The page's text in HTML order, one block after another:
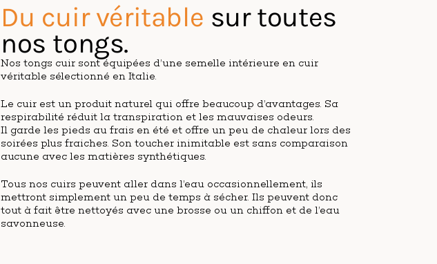
Du cuir véritable sur toutes
nos tongs.
Nos tongs cuir sont équipées d’une semelle intérieure en cuir
véritable sélectionné en Italie.
Le cuir est un produit naturel qui offre beaucoup d’avantages. Sa
respirabilité réduit la transpiration et les mauvaises odeurs.
Il garde les pieds au frais en été et offre un peu de chaleur lors des
soirées plus fraiches. Son toucher inimitable est sans comparaison
aucune avec les matières synthétiques.
Tous nos cuirs peuvent aller dans l’eau occasionnellement, ils
mettront simplement un peu de temps à sécher. Ils peuvent donc
tout à fait être nettoyés avec une brosse ou un chiffon et de l’eau
savonneuse.